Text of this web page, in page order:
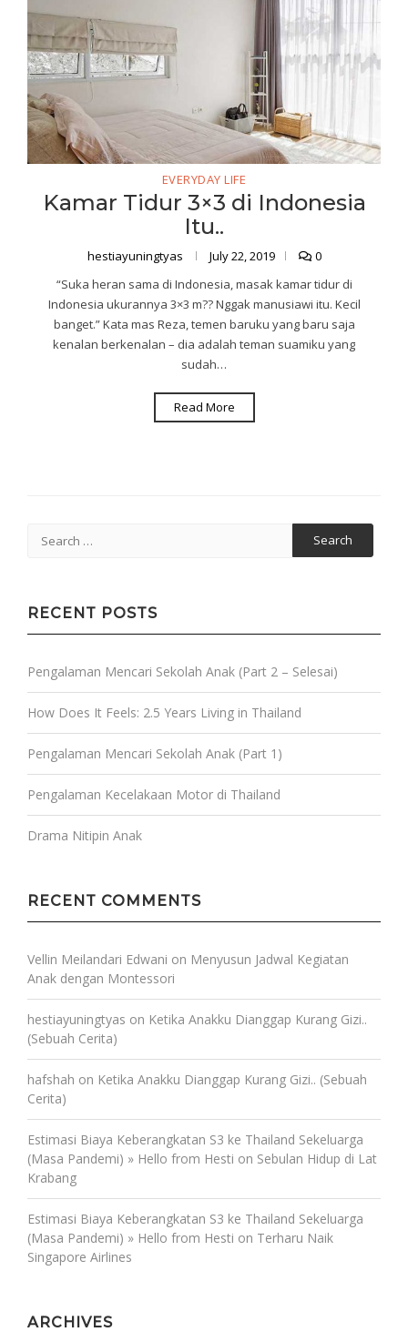
EVERYDAY LIFE
Kamar Tidur 3×3 di Indonesia
Itu..
hestiayuningtyas July 22, 2019
0
“Suka heran sama di Indonesia, masak kamar tidur di
Indonesia ukurannya 3×3 m?? Nggak manusiawi itu. Kecil
banget.” Kata mas Reza, temen baruku yang baru saja
kenalan berkenalan – dia adalah teman suamiku yang
sudah…
Read More
for:
RECENT POSTS
Pengalaman Mencari Sekolah Anak (Part 2 – Selesai)
How Does It Feels: 2.5 Years Living in Thailand
Pengalaman Mencari Sekolah Anak (Part 1)
Pengalaman Kecelakaan Motor di Thailand
Drama Nitipin Anak
RECENT COMMENTS
Vellin Meilandari Edwani on Menyusun Jadwal Kegiatan
Anak dengan Montessori
hestiayuningtyas on Ketika Anakku Dianggap Kurang Gizi..
(Sebuah Cerita)
hafshah on Ketika Anakku Dianggap Kurang Gizi.. (Sebuah
Cerita)
Estimasi Biaya Keberangkatan S3 ke Thailand Sekeluarga
(Masa Pandemi) » Hello from Hesti on Sebulan Hidup di Lat
Krabang
Estimasi Biaya Keberangkatan S3 ke Thailand Sekeluarga
(Masa Pandemi) » Hello from Hesti on Terharu Naik
Singapore Airlines
ARCHIVES